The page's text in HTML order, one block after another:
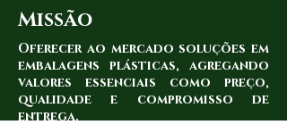
Missão
Oferecer ao mercado soluções em
embalagens plásticas, agregando
valores essenciais como preço,
qualidade e compromisso de
entrega.